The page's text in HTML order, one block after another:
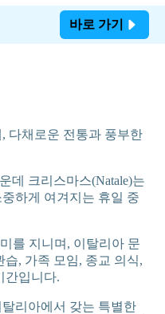
바로 가기
다채로운 전통과 풍부한
데 크리스마스(Natale)는
하게 여겨지는 휴일 중
를 지니며, 이탈리아 문
, 가족 모임, 종교 의식,
간입니다.
리아에서 갖는 특별한